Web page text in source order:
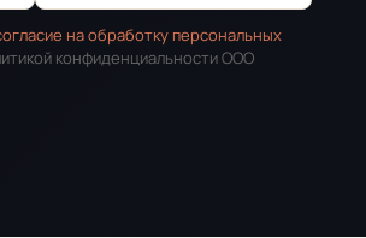
на обработку персональных
конфиденциальности ООО